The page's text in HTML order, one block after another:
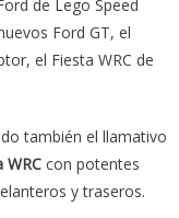
de Lego Speed
Ford GT, el
el Fiesta WRC de
también el llamativo
WRCcon potentes
y traseros.